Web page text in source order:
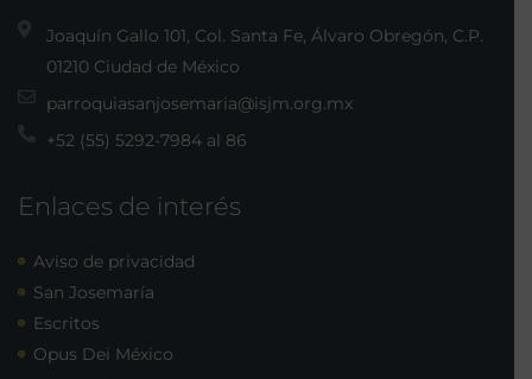
Joaquín Gallo 101, Col. Santa Fe, Álvaro Obregón, C.P.
01210 Ciudad de México
parroquiasanjosemaria@isjm.org.mx
+52 (55) 5292-7984 al 86
Enlaces de interés
Aviso de privacidad
San Josemaría
Escritos
Opus Dei México